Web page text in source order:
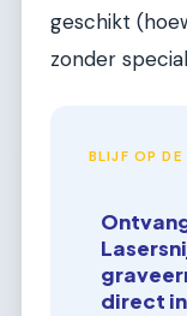
geschikt
zonder
BLIJF OP
direct